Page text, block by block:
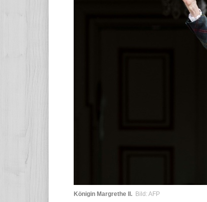
Königin Margrethe II. Bild: AFP